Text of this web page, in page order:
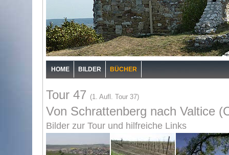
HOME BILDER BÜCHER
Tour 47 (1. Aufl. Tour 37)
Von Schrattenberg nach Valtice
Bilder zur Tour und hilfreiche Links